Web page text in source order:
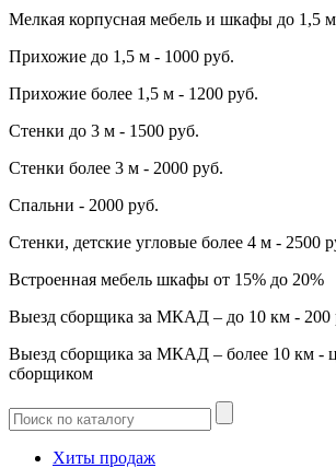
Мелкая корпусная мебель и шкафы до 1,5
Прихожие до 1,5 м - 1000 руб.
Прихожие более 1,5 м - 1200 руб.
Стенки до 3 м - 1500 руб.
Стенки более 3 м - 2000 руб.
Спальни - 2000 руб.
Стенки, детские угловые более 4 м - 2500
Встроенная мебель шкафы от 15% до 20%
Выезд сборщика за МКАД – до 10 км - 200
Выезд сборщика за МКАД – более 10 км -
сборщиком
Хиты продаж